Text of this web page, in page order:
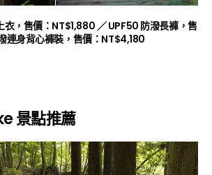
，售價： NT$1,880 ／ UPF50 防潑長褲，售
連身背心褲裝，售價： NT$4,180
景點推薦